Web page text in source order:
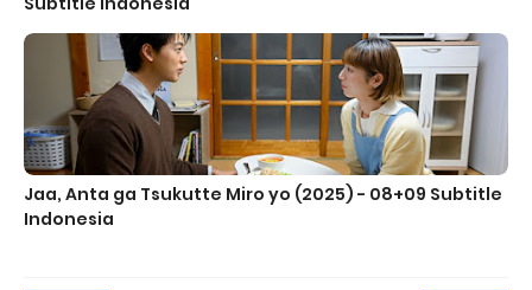
Jaa, Anta ga Tsukutte Miro yo (2025) - 08+09 Subtitle
Indonesia